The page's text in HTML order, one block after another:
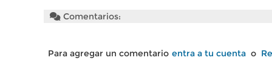
Comentarios:
Para agregar un comentario entra a tu cuenta o